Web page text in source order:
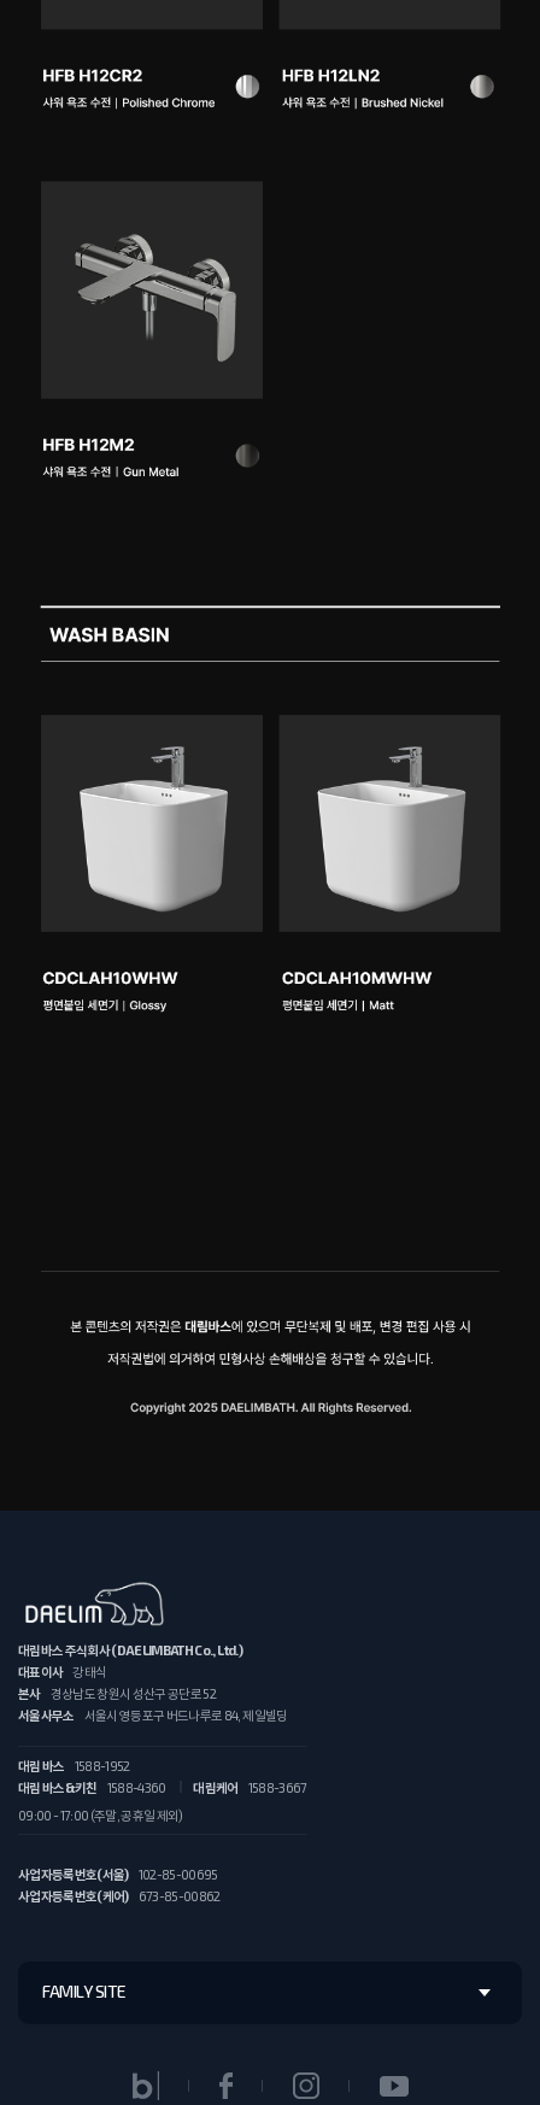
대림바스 주식회사 (DAELIMBATH Co., Ltd.)
대표이사
강태식
본사
경상남도 창원시 성산구 공단로 52
서울사무소
서울시 영등포구 버드나루로 84, 제일빌딩
대림 바스
1588-1952
대림 바스&키친
1588-4360 대림케어
1588-3667
09:00 - 17:00 (주말, 공휴일 제외)
사업자등록번호(서울)
102-85-00695
사업자등록번호(케어)
673-85-00862
FAMILY SITE